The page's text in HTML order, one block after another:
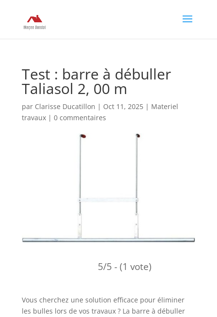
Test : barre à débuller
Taliasol 2, 00 m
par Clarisse Ducatillon | Oct 11, 2025| Materiel
travaux| 0 commentaires
5/5 - (1 vote)
Vous cherchez une solution efficace pour éliminer
les bulles lors de vos travaux ? La barre à débuller